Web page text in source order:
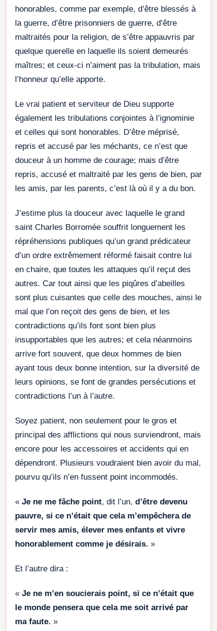
honorables, comme par exemple, d’être blessés à
la guerre, d’être prisonniers de guerre, d’être
maltraités pour la religion, de s’être appauvris par
quelque querelle en laquelle ils soient demeurés
maîtres; et ceux-ci n’aiment pas la tribulation, mais
l’honneur qu’elle apporte.
Le vrai patient et serviteur de Dieu supporte
également les tribulations conjointes à l’ignominie
et celles qui sont honorables. D’être méprisé,
repris et accusé par les méchants, ce n’est que
douceur à un homme de courage; mais d’être
repris, accusé et maltraité par les gens de bien, par
les amis, par les parents, c’est là où il y a du bon.
J’estime plus la douceur avec laquelle le grand
saint Charles Borromée souffrit longuement les
répréhensions publiques qu’un grand prédicateur
d’un ordre extrêmement réformé faisait contre lui
en chaire, que toutes les attaques qu’il reçut des
autres. Car tout ainsi que les piqûres d’abeilles
sont plus cuisantes que celle des mouches, ainsi le
mal que l’on reçoit des gens de bien, et les
contradictions qu’ils font sont bien plus
insupportables que les autres; et cela néanmoins
arrive fort souvent, que deux hommes de bien
ayant tous deux bonne intention, sur la diversité de
leurs opinions, se font de grandes persécutions et
contradictions l’un à l’autre.
Soyez patient, non seulement pour le gros et
principal des afflictions qui nous surviendront, mais
encore pour les accessoires et accidents qui en
dépendront. Plusieurs voudraient bien avoir du mal,
pourvu qu’ils n’en fussent point incommodés.
« Je ne me fâche point, dit l’un, d’être devenu
pauvre, si ce n’était que cela m’empêchera de
servir mes amis, élever mes enfants et vivre
honorablement comme je désirais. »
Et l’autre dira :
« Je ne m’en soucierais point, si ce n’était que
le monde pensera que cela me soit arrivé par
ma faute. »